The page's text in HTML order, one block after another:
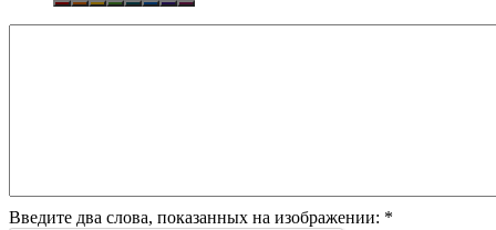
Введите два слова, показанных на изображении: *